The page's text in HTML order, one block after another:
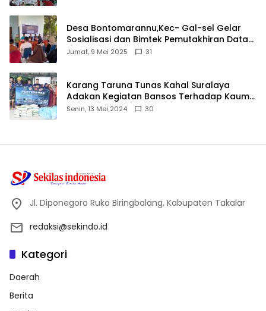
Desa Bontomarannu,Kec- Gal-sel Gelar
Sosialisasi dan Bimtek Pemutakhiran Data
ID
Jumat, 9 Mei 2025 31
Karang Taruna Tunas Kahal Suralaya
Adakan Kegiatan Bansos Terhadap Kaum
Dhuafa dan Anak Yatim-Piatu
Senin, 13 Mei 2024 30
Jl. Diponegoro Ruko Biringbalang, Kabupaten Takalar
redaksi@sekindo.id
Kategori
Daerah
Berita